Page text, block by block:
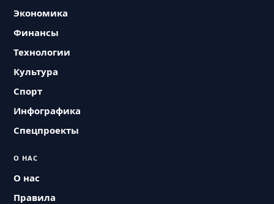
Экономика
Финансы
Технологии
Культура
Спорт
Инфографика
Спецпроекты
О НАС
О нас
Правила